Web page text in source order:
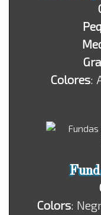
Colores:
Colors: